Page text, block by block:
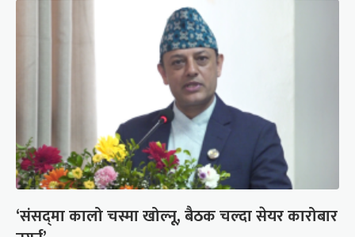
‘संसद्‍मा कालो चस्मा खोल्नू, बैठक चल्दा सेयर कारोबार